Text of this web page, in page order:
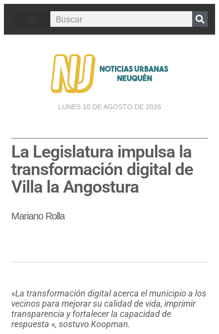
LUNES 10 DE AGOSTO DE 2026
La Legislatura impulsa la
transformación digital de
Villa la Angostura
Mariano Rolla
«La transformación digital acerca el municipio a los
vecinos para mejorar su calidad de vida, imprimir
transparencia y fortalecer la capacidad de
respuesta «, sostuvo Koopman.